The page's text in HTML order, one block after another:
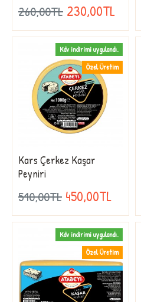
260,00TL 230,00TL
Özel Üretim
Kdv indirimi uygulandı.
Kars Çerkez Kaşar
Peyniri
510,00TL 450,00TL
Özel Üretim
Kdv indirimi uygulandı.